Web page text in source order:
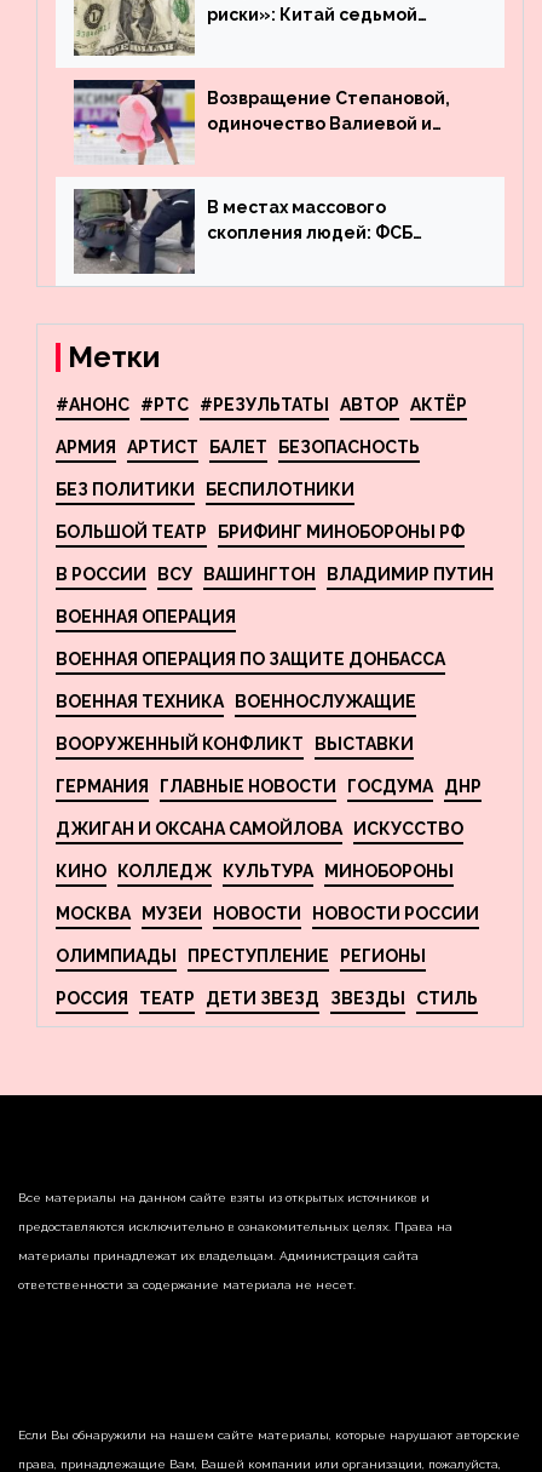
риски»: Китай седьмой
деньги из американского
госдолга
Возвращение Степановой,
одиночество Валиевой и
что обсуждают в мире
фигурного катания
В местах массового
скопления людей: ФСБ
террористов, планировавших
Метки
#АНОНС #РТС #РЕЗУЛЬТАТЫ АВТОР АКТЁР
АРМИЯ АРТИСТ БАЛЕТ БЕЗОПАСНОСТЬ
БЕЗ ПОЛИТИКИ БЕСПИЛОТНИКИ
БОЛЬШОЙ ТЕАТР БРИФИНГ МИНОБОРОНЫ РФ
В РОССИИ ВСУ ВАШИНГТОН ВЛАДИМИР ПУТИН
ВОЕННАЯ ОПЕРАЦИЯ
ВОЕННАЯ ОПЕРАЦИЯ ПО ЗАЩИТЕ ДОНБАССА
ВОЕННАЯ ТЕХНИКА ВОЕННОСЛУЖАЩИЕ
ВООРУЖЕННЫЙ КОНФЛИКТ ВЫСТАВКИ
ГЕРМАНИЯ ГЛАВНЫЕ НОВОСТИ ГОСДУМА ДНР
ДЖИГАН И ОКСАНА САМОЙЛОВА ИСКУССТВО
КИНО КОЛЛЕДЖ КУЛЬТУРА МИНОБОРОНЫ
МОСКВА МУЗЕИ НОВОСТИ НОВОСТИ РОССИИ
ОЛИМПИАДЫ ПРЕСТУПЛЕНИЕ РЕГИОНЫ
РОССИЯ ТЕАТР ДЕТИ ЗВЕЗД ЗВЕЗДЫ СТИЛЬ
Все материалы на данном сайте взяты из открытых источников и
предоставляются исключительно в ознакомительных целях. Права на
материалы принадлежат их владельцам. Администрация сайта
ответственности за содержание материала не несет.
Если Вы обнаружили на нашем сайте материалы, которые нарушают авторские
права, принадлежащие Вам, Вашей компании или организации, пожалуйста,